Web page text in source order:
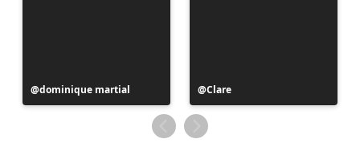
Príspevok
zverejnil
dominique martial
Príspevok
zverejnil
Clare